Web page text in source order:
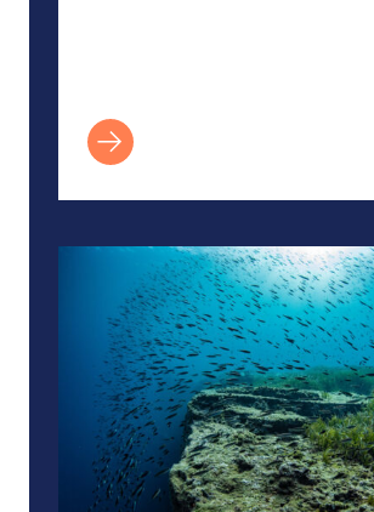
Estudio: Una vía para